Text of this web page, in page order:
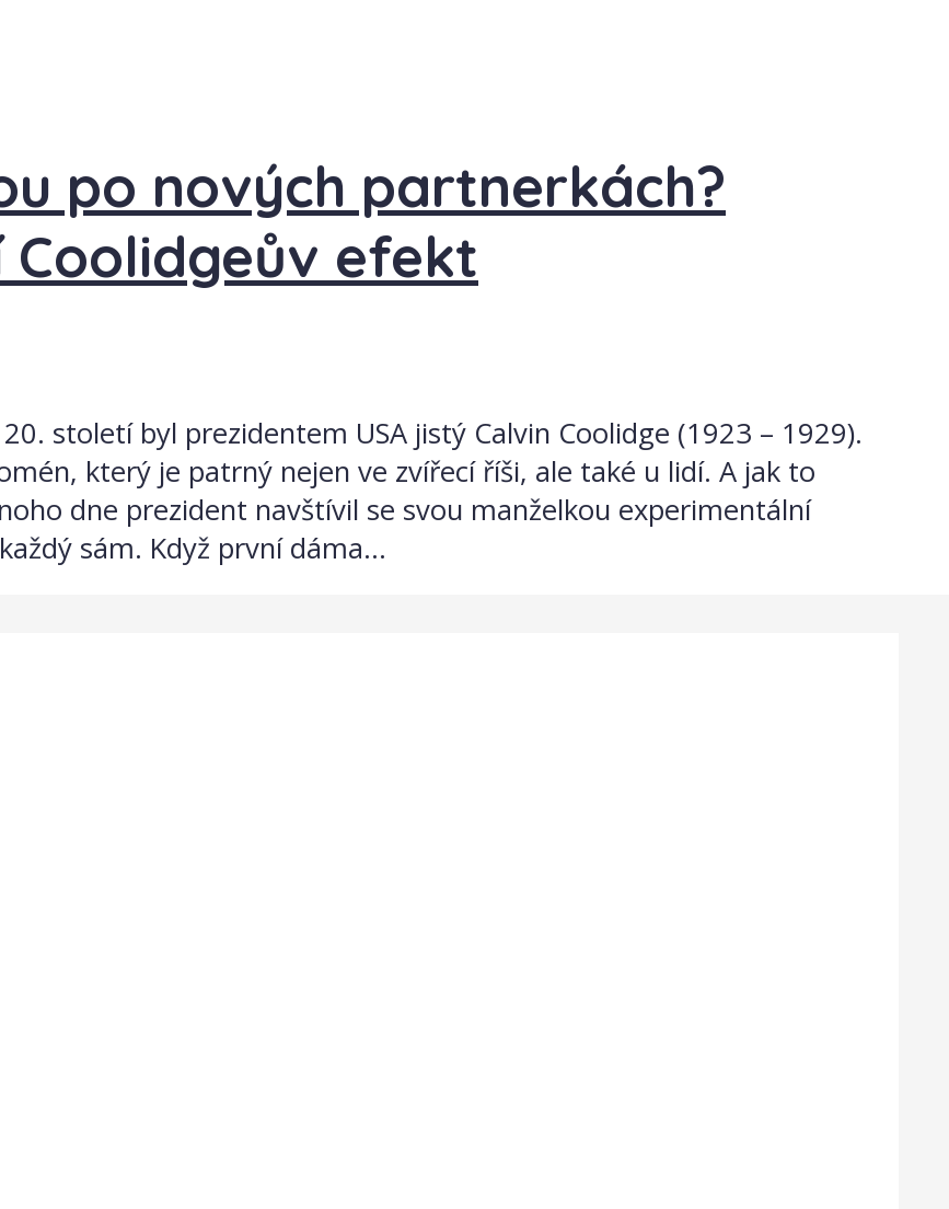
po nových partnerkách?
efekt
století byl prezidentem USA jistý Calvin Coolidge (1923 – 1929).
který je patrný nejen ve zvířecí říši, ale také u lidí. A jak to
dne prezident navštívil se svou manželkou experimentální
sám. Když první dáma...